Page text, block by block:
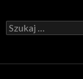
Szukaj: